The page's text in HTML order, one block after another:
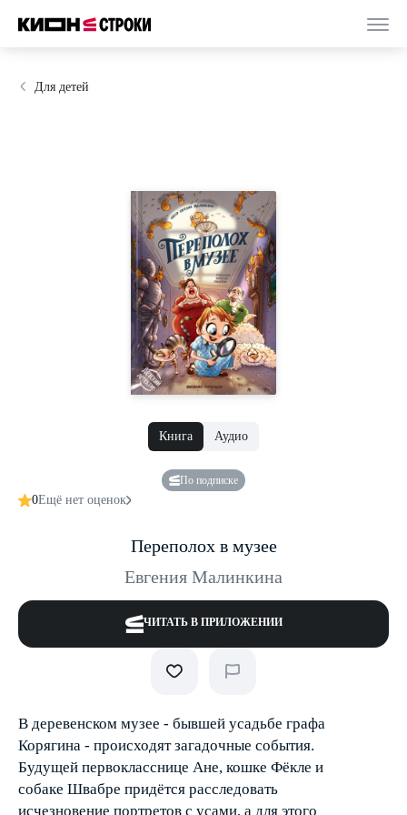
Для детей
Книга Аудио
По подписке
0Ещё нет оценок
Переполох в музее
Евгения Малинкина
ЧИТАТЬ В ПРИЛОЖЕНИИ
В деревенском музее - бывшей усадьбе графа
Корягина - происходят загадочные события.
Будущей первокласснице Ане, кошке Фёкле и
собаке Швабре придётся расследовать
исчезновение портретов с усами, а для этого